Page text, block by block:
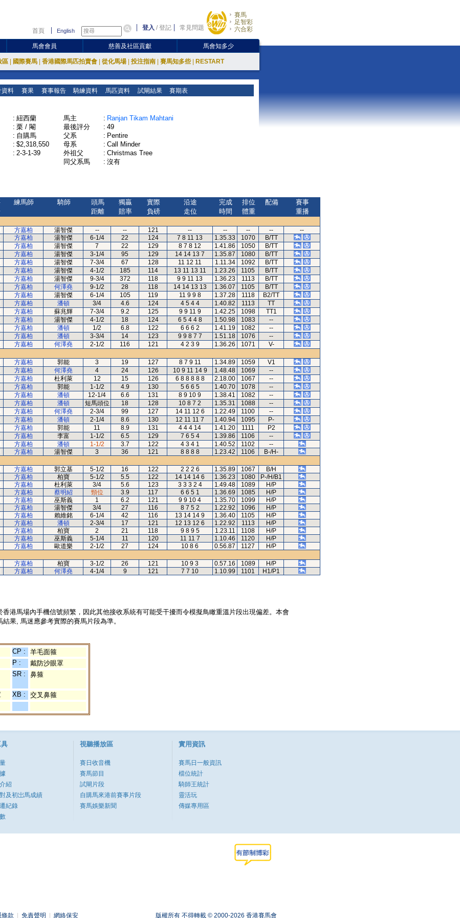
首頁 English 登入 /登記 常見問題
賽馬
足智彩
六合彩
馬會會員 慈善及社區貢獻 馬會知多少
區 國際賽馬 香港國際馬匹拍賣會 從化馬場 投注指南 賽馬知多些 RESTART
資料 賽果 賽事報告 騎練資料 馬匹資料 試閘結果 賽期表
: 紐西蘭
: 栗 / 閹
: 自購馬
: $2,318,550
: 2-3-1-39
馬主 : Ranjan Tikam Mahtani
最後評分
: 49
父系
: Pentire
母系
: Call Minder
外祖父
: Christmas Tree
同父系馬
: 沒有
練馬師 騎師
頭馬
距離
獨贏
賠率
實際
負磅
沿途
走位
完成
時間
排位
體重
配備
賽事
重播
方嘉柏 湯智傑 -- -- 121 -- -- -- --
--
方嘉柏 湯智傑 6-1/4 22 124 7 8 11 13 1.35.33 1070
B/TT
方嘉柏 湯智傑 7 22 129 8 7 8 12 1.41.86 1050
B/TT
方嘉柏 湯智傑 3-1/4 95 129 14 14 13 7 1.35.87 1080
B/TT
方嘉柏 湯智傑 7-3/4 67 128 11 12 11 1.11.34 1092
B/TT
方嘉柏 湯智傑 4-1/2 185 114 13 11 13 11 1.23.26 1105
B/TT
方嘉柏 湯智傑 9-3/4 372 118 9 9 11 13 1.36.23 1113
B/TT
方嘉柏 何澤堯 9-1/2 28 118 14 14 13 13 1.36.07 1105
B/TT
方嘉柏 湯智傑 6-1/4 105 119 11 9 9 8 1.37.28 1118
B2/TT
方嘉柏 潘頓 3/4 4.6 124 4 5 4 4 1.40.82 1113
TT
方嘉柏 蘇兆輝 7-3/4 9.2 125 9 9 11 9 1.42.25 1098
TT1
方嘉柏 湯智傑 4-1/2 18 124 6 5 4 4 8 1.50.98 1083
--
方嘉柏 潘頓 1/2 6.8 122 6 6 6 2 1.41.19 1082
--
方嘉柏 潘頓 3-3/4 14 123 9 9 8 7 7 1.51.18 1076
--
方嘉柏 何澤堯 2-1/2 116 121 4 2 3 9 1.36.26 1071
V-
方嘉柏 郭能 3 19 127 8 7 9 11 1.34.89 1059
V1
方嘉柏 何澤堯 4 24 126 10 9 11 14 9 1.48.48 1069
--
方嘉柏 杜利萊 12 15 126 6 8 8 8 8 8 2.18.00 1067
--
方嘉柏 郭能 1-1/2 4.9 130 5 6 6 5 1.40.70 1078
--
方嘉柏 潘頓 12-1/4 6.6 131 8 9 10 9 1.38.41 1082
--
方嘉柏 潘頓 短馬頭位 18 128 10 8 7 2 1.35.31 1088
--
方嘉柏 何澤堯 2-3/4 99 127 14 11 12 6 1.22.49 1100
--
方嘉柏 潘頓 2-1/4 8.6 130 12 11 11 7 1.40.94 1095
P-
方嘉柏 郭能 11 8.9 131 4 4 4 14 1.41.20 1111
P2
方嘉柏 李富 1-1/2 6.5 129 7 6 5 4 1.39.86 1106
--
方嘉柏 潘頓 1-1/2 3.7 122 4 3 4 1 1.40.52 1102
--
方嘉柏 湯智傑 3 36 121 8 8 8 8 1.23.42 1106
B-/H-
方嘉柏 郭立基 5-1/2 16 122 2 2 2 6 1.35.89 1067
B/H
方嘉柏 柏寶 5-1/2 5.5 122 14 14 14 6 1.36.23 1080
P-/H/B1
方嘉柏 杜利萊 3/4 5.6 123 3 3 3 2 4 1.49.48 1089
H/P
方嘉柏 蔡明紹 頸位 3.9 117 6 6 5 1 1.36.69 1085
H/P
方嘉柏 巫斯義 1 6.2 121 9 9 10 4 1.35.70 1099
H/P
方嘉柏 湯智傑 3/4 27 116 8 7 5 2 1.22.92 1096
H/P
方嘉柏 賴維銘 6-1/4 42 116 13 14 14 9 1.36.40 1105
H/P
方嘉柏 潘頓 2-3/4 17 121 12 13 12 6 1.22.92 1113
H/P
方嘉柏 柏寶 2 21 118 9 8 9 5 1.23.11 1108
H/P
方嘉柏 巫斯義 5-1/4 11 120 11 11 7 1.10.46 1120
H/P
方嘉柏 歐道樂 2-1/2 27 124 10 8 6 0.56.87 1127
H/P
方嘉柏 柏寶 3-1/2 26 121 10 9 3 0.57.16 1089
H/P
方嘉柏 何澤堯 4-1/4 9 121 7 7 10 1.10.99 1101 H1/P1
港馬場內手機信號頻繁，因此其他接收系統有可能受干擾而令模擬鳥瞰重溫片段出現偏差。本會
果, 馬迷應參考實際的賽馬片段為準。
CP :
羊毛面箍
P :
戴防沙眼罩
SR : 鼻箍
XB :
交叉鼻箍
紹
及初岀馬成績
紀錄
視聽播放區
賽日收音機
賽馬節目
試閘片段
自購馬來港前賽事片段
賽馬娛樂新聞
實用資訊
賽馬日一般資訊
檔位統計
騎師王統計
靈活玩
傳媒專用區
條款 免責聲明 網絡保安 版權所有 不得轉載 © 2000-2026 香港賽馬會